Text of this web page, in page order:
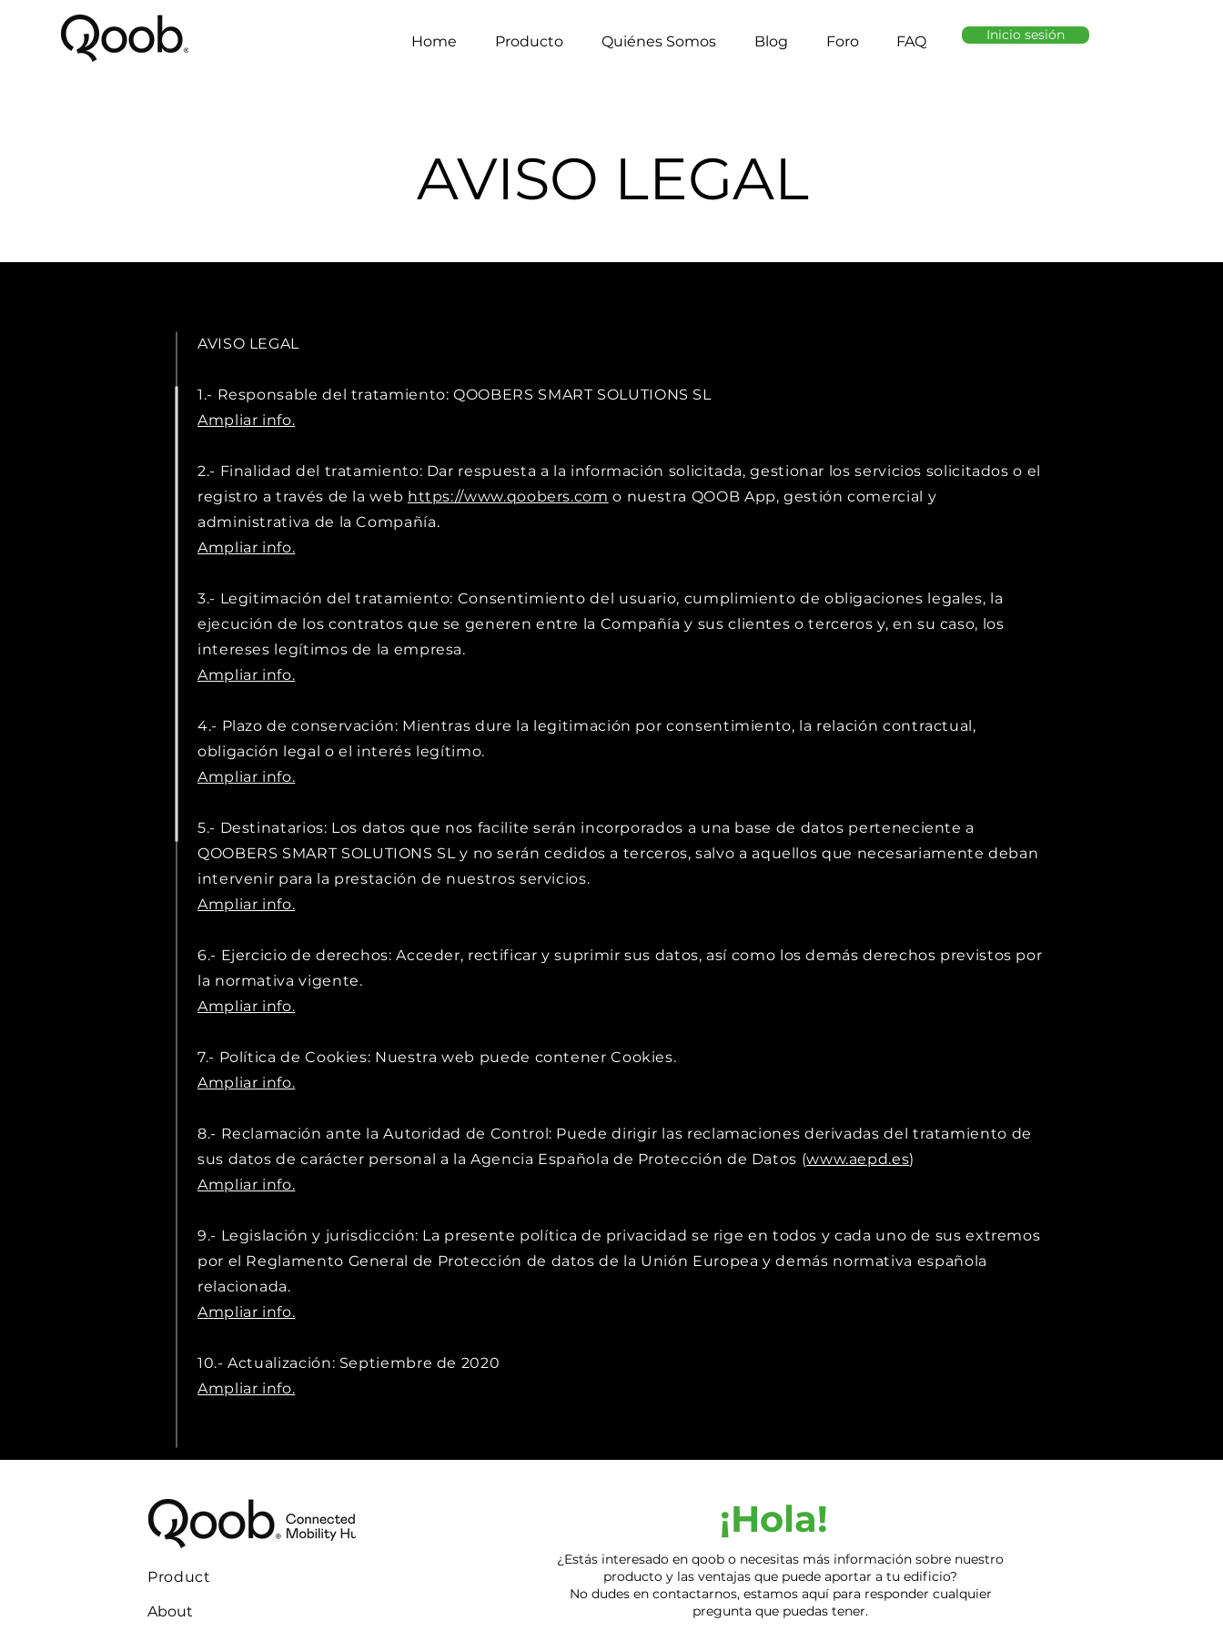
Home Producto Quiénes Somos Blog Foro FAQ Inicio sesión
AVISO LEGAL
AVISO LEGAL
1.- Responsable del tratamiento: QOOBERS SMART SOLUTIONS SL
Ampliar info.
2.- Finalidad del tratamiento: Dar respuesta a la información solicitada, gestionar los servicios solicitados o el
registro a través de la web https://www.qoobers.com o nuestra QOOB App, gestión comercial y
administrativa de la Compañía.
Ampliar info.
3.- Legitimación del tratamiento: Consentimiento del usuario, cumplimiento de obligaciones legales, la
ejecución de los contratos que se generen entre la Compañía y sus clientes o terceros y, en su caso, los
intereses legítimos de la empresa.
Ampliar info.
4.- Plazo de conservación: Mientras dure la legitimación por consentimiento, la relación contractual,
obligación legal o el interés legítimo.
Ampliar info.
5.- Destinatarios: Los datos que nos facilite serán incorporados a una base de datos perteneciente a
QOOBERS SMART SOLUTIONS SL y no serán cedidos a terceros, salvo a aquellos que necesariamente deban
intervenir para la prestación de nuestros servicios.
Ampliar info.
6.- Ejercicio de derechos: Acceder, rectificar y suprimir sus datos, así como los demás derechos previstos por
la normativa vigente.
Ampliar info.
7.- Política de Cookies: Nuestra web puede contener Cookies.
Ampliar info.
8.- Reclamación ante la Autoridad de Control: Puede dirigir las reclamaciones derivadas del tratamiento de
sus datos de carácter personal a la Agencia Española de Protección de Datos (www.aepd.es)
Ampliar info.
9.- Legislación y jurisdicción: La presente política de privacidad se rige en todos y cada uno de sus extremos
por el Reglamento General de Protección de datos de la Unión Europea y demás normativa española
relacionada.
Ampliar info.
10.- Actualización: Septiembre de 2020
Ampliar info.
Product
About
¡Hola!
¿Estás interesado en qoob o necesitas más información sobre nuestro
producto y las ventajas que puede aportar a tu edificio?
No dudes en contactarnos, estamos aquí para responder cualquier
pregunta que puedas tener.